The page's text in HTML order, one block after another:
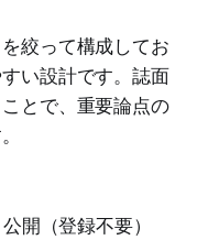
絞って構成してお
い設計です。誌面
とで、重要論点の
開（登録不要）